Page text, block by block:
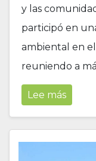
y las
participó en
ambiental en
reuniendo a
Lee más